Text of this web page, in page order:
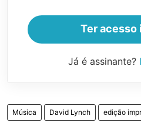
Ter acesso
Já é assinante?
Música David Lynch edição